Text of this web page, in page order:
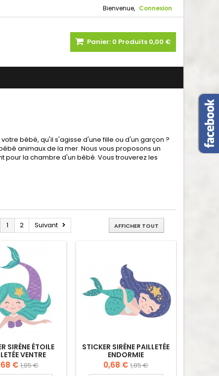
Bienvenue, Connexion
Panier: 0 Produits 0,00 €
bébé, qu'il s'agisse d'une fille ou d'un garçon ?
animaux de la mer. Nous vous proposons un
pour la chambre d'un bébé. Vous trouverez les
1 2 Suivant AFFICHER TOUT
SIRÈNE ÉTOILE
VENTRE
€1,85 €
STICKER SIRÈNE PAILLETÉE
ENDORMIE
0,68 €1,85 €